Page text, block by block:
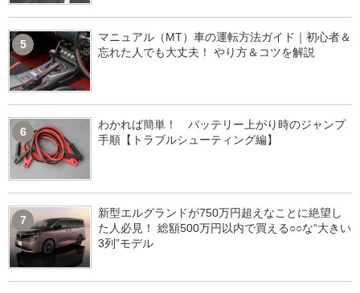
5
マニュアル（MT）車の運転方法ガイド｜初心者＆
忘れた人でも大丈夫！ やり方＆コツを解説
6
わかれば簡単！ バッテリー上がり時のジャンプ
手順【トラブルシューティング編】
7
新型エルグランドが750万円超えなことに絶望し
た人必見！ 総額500万円以内で買える○○な“大きい
3列”モデル